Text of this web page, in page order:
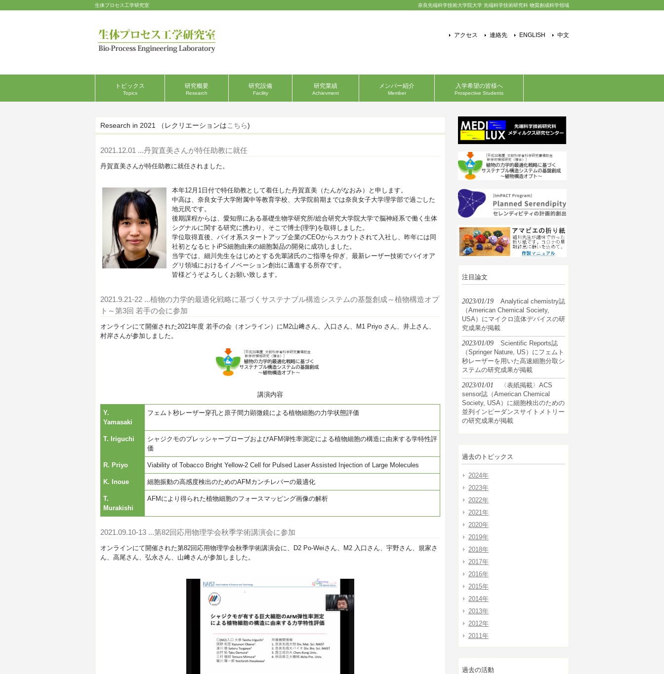
生体プロセス工学研究室 奈良先端科学技術大学院大学 先端科学技術研究科 物質創成科学領域
アクセス 連絡先 ENGLISH 中文
トピックス
Topics
研究概要
Research
研究設備
Facility
研究業績
Achievment
メンバー紹介
Member
入学希望の皆様へ
Prospective Students
Research in 2021 （レクリエーションはこちら)
2021.12.01 ...丹賀直美さんが特任助教に就任
丹賀直美さんが特任助教に就任されました。
本年12月1日付で特任助教として着任した丹賀直美（たんがなおみ）と申します。
中高は、奈良女子大学附属中等教育学校、大学院前期までは奈良女子大学理学部で過ごした
地元民です。
後期課程からは、愛知県にある基礎生物学研究所/総合研究大学院大学で脳神経系で働く生体
シグナルに関する研究に携わり、そこで博士(理学)を取得しました。
学位取得直後、バイオ系スタートアップ企業のCEOからスカウトされて入社し、昨年には同
社初となるヒトiPS細胞由来の細胞製品の開発に成功しました。
当学では、細川先生をはじめとする先輩諸氏のご指導を仰ぎ、最新レーザー技術でバイオア
グリ領域におけるイノベーション創出に邁進する所存です。
皆様どうぞよろしくお願い致します。
2021.9.21-22 ...植物の力学的最適化戦略に基づくサステナブル構造システムの基盤創成～植物構造オプ
ト～第3回 若手の会に参加
オンラインにて開催された2021年度 若手の会（オンライン）にM2山﨑さん、入口さん、M1 Priyo さん、井上さん、
村岸さんが参加しました。
講演内容
Y.
Yamasaki
フェムト秒レーザー穿孔と原子間力顕微鏡による植物細胞の力学状態評価
T. Iriguchi
シャジクモのプレッシャープローブおよびAFM弾性率測定による植物細胞の構造に由来する学特性評
価
R. Priyo Viability of Tobacco Bright Yellow-2 Cell for Pulsed Laser Assisted Injection of Large Molecules
K. Inoue 細胞振動の高感度検出のためのAFMカンチレバーの最適化
T.
Murakishi
AFMにより得られた植物細胞のフォースマッピング画像の解析
2021.09.10-13 ...第82回応用物理学会秋季学術講演会に参加
オンラインにて開催された第82回応用物理学会秋季学術講演会に、D2 Po-Weiさん、M2 入口さん、宇野さん、規家さ
ん、高尾さん、弘永さん、山﨑さんが参加しました。
注目論文
2023/01/19
Analytical chemistry誌
（American Chemical Society,
USA）にマイクロ流体デバイスの研
究成果が掲載
2023/01/09
Scientific Reports誌
（Springer Nature, US）にフェムト
秒レーザーを用いた高速細胞分取シ
ステムの研究成果が掲載
2023/01/01
〈表紙掲載〉ACS
sensor誌（American Chemical
Society, USA）に細胞検出のための
並列インピーダンスサイトメトリー
の研究成果が掲載
過去のトピックス
2024年
2023年
2022年
2021年
2020年
2019年
2018年
2017年
2016年
2015年
2014年
2013年
2012年
2011年
過去の活動